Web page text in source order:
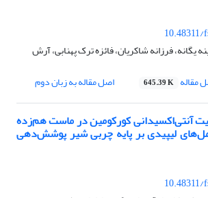
10.48311/
یگانه، فرزانه شاکریان، فائزه ترک پهنابی، آرش
مقاله 645.39 K اصل مقاله به زبان دوم
آنتی‌اکسیدانی کورکومین در ماست هم‌زده
لیپیدی بر پایه چربی شیر پوشش‌دهی
10.48311/